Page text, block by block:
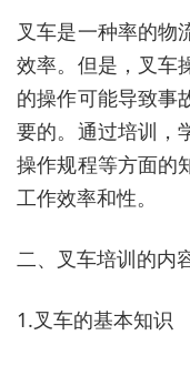
叉车是一种率的物
效率。但是，叉车
的操作可能导致事
要的。通过培训，
操作规程等方面的
工作效率和性。
二、叉车培训的内
1.叉车的基本知识